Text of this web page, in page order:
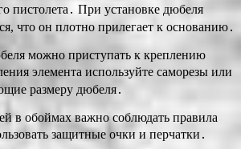
пистолета․ При установке дюбеля
что он плотно прилегает к основанию․
можно приступать к креплению
элемента используйте саморезы или
размеру дюбеля․
в обоймах важно соблюдать правила
защитные очки и перчатки․